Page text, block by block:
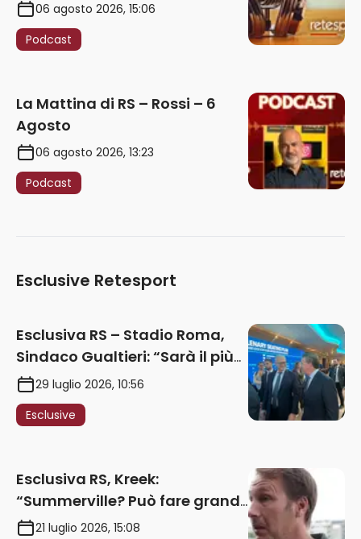
06 agosto 2026, 15:06
Podcast
La Mattina di RS – Rossi – 6
Agosto
06 agosto 2026, 13:23
Podcast
Esclusive Retesport
Esclusiva RS – Stadio Roma,
Sindaco Gualtieri: “Sarà il più
iconico del mondo. Assoluta
unità politica. Prima pietra nel
2027. Ricorsi strumentali?
29 luglio 2026, 10:56
Esclusive
Esclusiva RS, Kreek:
“Summerville? Può fare grandi
cose in Serie A. Godts deve
21 luglio 2026, 15:08